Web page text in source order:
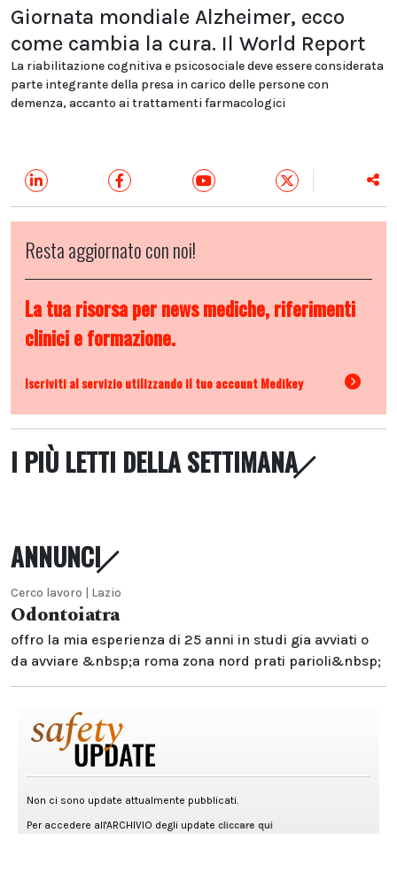
Giornata mondiale Alzheimer, ecco
come cambia la cura. Il World Report
La riabilitazione cognitiva e psicosociale deve essere considerata
parte integrante della presa in carico delle persone con
demenza, accanto ai trattamenti farmacologici
Resta aggiornato con noi!
La tua risorsa per news mediche, riferimenti
clinici e formazione.
Iscriviti al servizio utilizzando il tuo account Medikey
I PIÙ LETTI DELLA SETTIMANA
ANNUNCI
Cerco lavoro | Lazio
Odontoiatra
offro la mia esperienza di 25 anni in studi gia avviati o
da avviare &nbsp;a roma zona nord prati parioli&nbsp;